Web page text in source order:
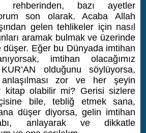
rehberinden, bazı ayetler
son olarak. Acaba Allah
gelen tehlikeler için nasıl
aramak bulmak ve üzerinde
Eğer bu Dünyada imtihan
imtihan olacağımız
olduğunu söylüyorsa,
zor ve her şeyin
kitap olabilir mi? Gerisi sizlere
bile, tebliğ etmek sana,
düşer diyorsa, gelin imtihan
anlayarak ve dikkatle